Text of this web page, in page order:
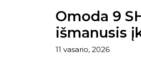
Omoda 9
išmanusis
11 vasario, 2026